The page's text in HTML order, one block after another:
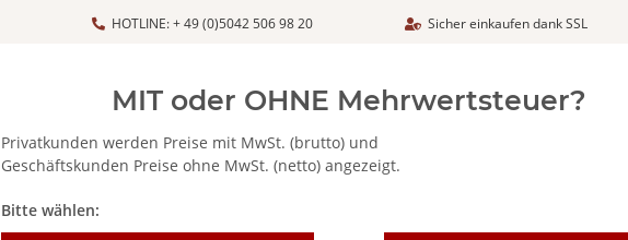
HOTLINE: + 49 (0)5042 506 98 20 Sicher einkaufen dank SSL
BELLA ITALIA - FEINKOSTARTIKEL CAFFÈ MAJESTIC / DICAF KAFFEE
MIT oder OHNE Mehrwertsteuer?
Privatkunden werden Preise mit MwSt. (brutto) und
Geschäftskunden Preise ohne MwSt. (netto) angezeigt.
Bitte wählen: